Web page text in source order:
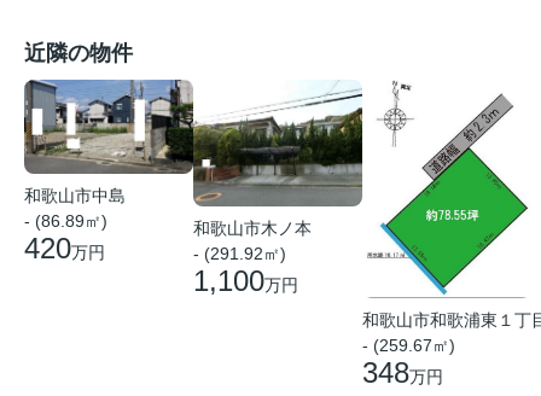
近隣の物件
和歌山市中島
- (86.89㎡)
420万円
和歌山市木ノ本
- (291.92㎡)
1,100万円
和歌山市和歌浦東１丁
- (259.67㎡)
348万円